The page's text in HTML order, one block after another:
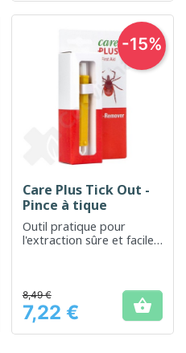
Care Plus Tick Out -
Pince à tique
Outil pratique pour
l'extraction sûre et facile
Prix
8,49 €
7,22 € 
-15%